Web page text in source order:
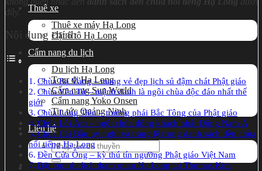
Thuê xe
Thuê xe máy Hạ Long
Đặt ô tô Hạ Long
Cẩm nang du lịch
Du lịch Hạ Long
Tour đi Hạ Long
Cẩm nang Sun World
Cẩm nang Yoko Onsen
Tin tức Quảng Ninh
Liên hệ
Search
for:
đây.
Nội dung chính
Chùa Ba Vàng – mang vẻ đẹp lịch sủ đậm chát Phật giáo
Chùa Yên Tử – mệnh danh là ngôi chùa độc đáo nhất thế
giới
Chùa Long Tiên – trường phái Bắc Tông của Phật giáo
Chùa Lôi Âm – ngôi chùa đông khách nhất Đông Nam Á
Chùa Cái Bầu uy nghi và tráng lệ trong danh sách đền chùa
nổi tiếng Hạ Long
Đền Cửa Ông – kỳ thú tín ngưỡng Phật giáo Việt Nam
Đặt tour du lịch tham quan Hạ Long tại Thomas Kim